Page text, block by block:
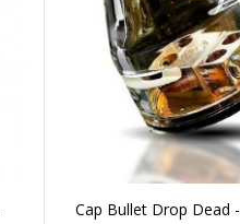
Cap Bullet Drop Dead